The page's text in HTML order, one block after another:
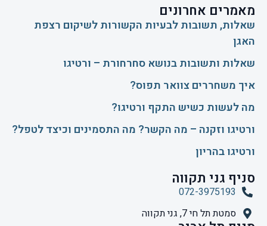
מאמרים אחרונים
שאלות, תשובות לבעיות הקשורות לשיקום רצפת
האגן
שאלות ותשובות בנושא סחרחורת – ורטיגו
איך משחררים צוואר תפוס?
​מה לעשות כשיש התקף ורטיגו?
ורטיגו וזקנה – מה הקשר? מה התסמינים וכיצד לטפל?
ורטיגו בהריון
סניף גני תקווה
072-3975193
סמטת תל חי 7, גני תקווה